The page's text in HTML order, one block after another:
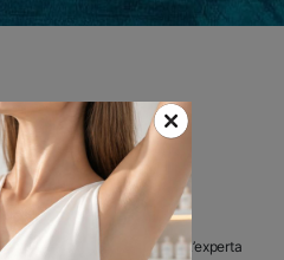
KONTAKT
Klinika L’experta